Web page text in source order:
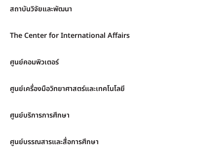
สถาบันวิจัยและพัฒนา
The Center for International Affairs
ศูนย์คอมพิวเตอร์
ศูนย์เครื่องมือวิทยาศาสตร์และเทคโนโลยี
ศูนย์บริการการศึกษา
ศูนย์บรรณสารและสื่อการศึกษา